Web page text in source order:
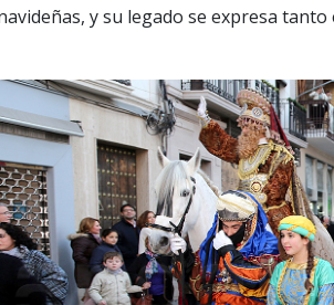
y su legado se expresa